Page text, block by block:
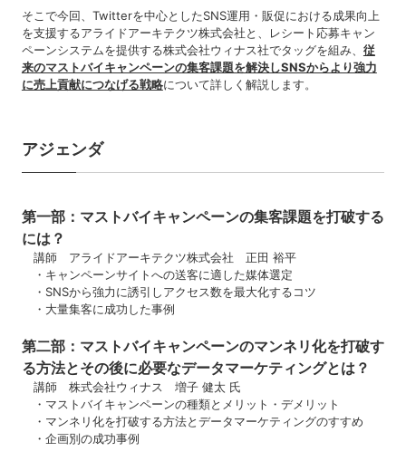
そこで今回、Twitterを中心としたSNS運用・販促における成果向上
を支援するアライドアーキテクツ株式会社と、レシート応募キャン
ペーンシステムを提供する株式会社ウィナス社でタッグを組み、 従
来のマストバイキャンペーンの集客課題を解決しSNSからより強力
に売上貢献につなげる戦略について詳しく解説します。
アジェンダ
第一部：マストバイキャンペーンの集客課題を打破する
には？
講師 アライドアーキテクツ株式会社 正田 裕平
・キャンペーンサイトへの送客に適した媒体選定
・SNSから強力に誘引しアクセス数を最大化するコツ
・大量集客に成功した事例
第二部： マストバイキャンペーンのマンネリ化を打破す
る方法とその後に必要なデータマーケティングとは？
講師 株式会社ウィナス 増子 健太 氏
・マストバイキャンペーンの種類とメリット・デメリット
・ マンネリ化を打破する方法とデータマーケティングのすすめ
・ 企画別の成功事例